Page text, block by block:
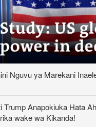
Nguvu ya Marekani
Trump Anapokiuka Hata
wake wa Kikanda!